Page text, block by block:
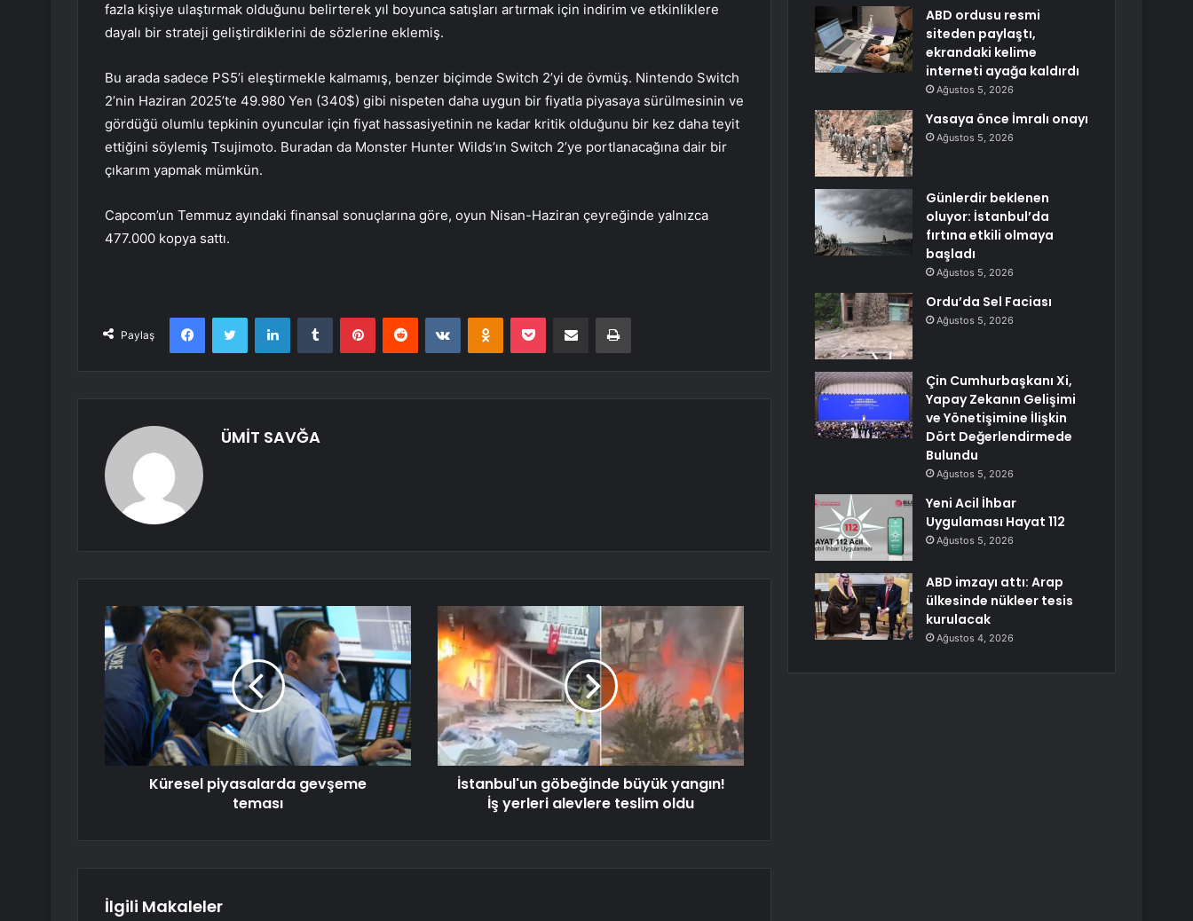
fazla kişiye ulaştırmak olduğunu belirterek yıl boyunca satışları artırmak için indirim ve etkinliklere
dayalı bir strateji geliştirdiklerini de sözlerine eklemiş.
Bu arada sadece PS5’i eleştirmekle kalmamış, benzer biçimde Switch 2’yi de övmüş. Nintendo Switch
2’nin Haziran 2025’te 49.980 Yen (340$) gibi nispeten daha uygun bir fiyatla piyasaya sürülmesinin ve
gördüğü olumlu tepkinin oyuncular için fiyat hassasiyetinin ne kadar kritik olduğunu bir kez daha teyit
ettiğini söylemiş Tsujimoto. Buradan da Monster Hunter Wilds’ın Switch 2’ye portlanacağına dair bir
çıkarım yapmak mümkün.
Capcom’un Temmuz ayındaki finansal sonuçlarına göre, oyun Nisan-Haziran çeyreğinde yalnızca
477.000 kopya sattı.
Paylaş
FacebookTwitter LinkedInTumblr PinterestReddit VKontakteOdnoklassniki
Pocket E-Posta ile paylaş Yazdır
ÜMİT SAVĞA
Küresel piyasalarda gevşeme
teması
İstanbul'un göbeğinde büyük yangın!
İş yerleri alevlere teslim oldu
İlgili Makaleler
ABD ordusu resmi
siteden paylaştı,
ekrandaki kelime
interneti ayağa kaldırdı
Ağustos 5, 2026
Yasaya önce İmralı onayı
Ağustos 5, 2026
Günlerdir beklenen
oluyor: İstanbul’da
fırtına etkili olmaya
başladı
Ağustos 5, 2026
Ordu’da Sel Faciası
Ağustos 5, 2026
Çin Cumhurbaşkanı Xi,
Yapay Zekanın Gelişimi
ve Yönetişimine İlişkin
Dört Değerlendirmede
Bulundu
Ağustos 5, 2026
Yeni Acil İhbar
Uygulaması Hayat 112
Ağustos 5, 2026
ABD imzayı attı: Arap
ülkesinde nükleer tesis
kurulacak
Ağustos 4, 2026